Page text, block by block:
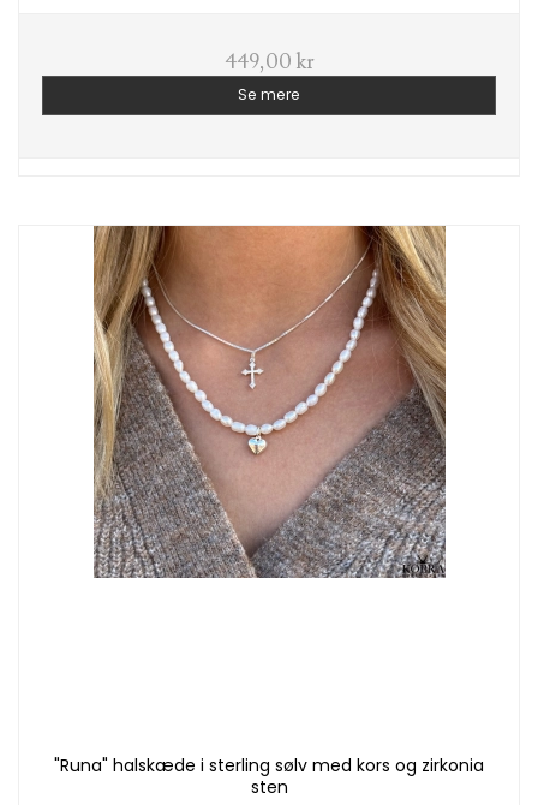
449,00 kr
Se mere
"Runa" halskæde i sterling sølv med kors og zirkonia
sten